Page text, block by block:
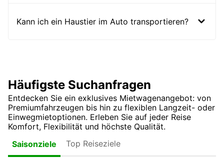
Kann ich ein Haustier im Auto transportieren?
Häufigste Suchanfragen
Entdecken Sie ein exklusives Mietwagenangebot: von
Premiumfahrzeugen bis hin zu flexiblen Langzeit- oder
Einwegmietoptionen. Erleben Sie auf jeder Reise
Komfort, Flexibilität und höchste Qualität.
Saisonziele
Top Reiseziele